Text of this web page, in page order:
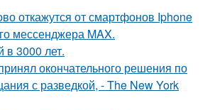
откажутся от смартфонов Iphone
мессенджера MAX.
в 3000 лет.
окончательного решения по
с разведкой, - The New York